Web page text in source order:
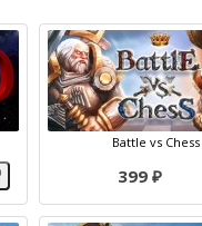
Battle vs Chess
399 ₽